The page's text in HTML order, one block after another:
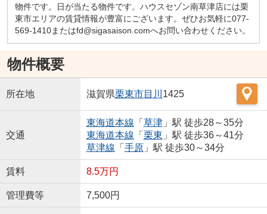
物件です。日が当たる物件です。ハウスセゾン南草津店には栗
東市エリアの賃貸情報が豊富にございます。ぜひお気軽に077-
569-1410またはfd@sigasaison.comへお問い合わせください。
物件概要
所在地 滋賀県栗東市目川 1425
交通
東海道本線 「 草津」駅 徒歩28～35分
東海道本線 「 栗東 」駅 徒歩36～41分
草津線 「 手原」駅 徒歩30～34分
賃料 8.5万円
管理費等 7,500円